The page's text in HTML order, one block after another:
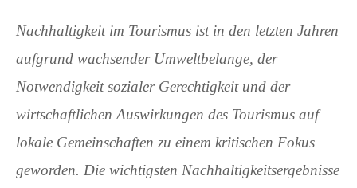
Nachhaltigkeit im Tourismus ist in den letzten Jahren
aufgrund wachsender Umweltbelange, der
Notwendigkeit sozialer Gerechtigkeit und der
wirtschaftlichen Auswirkungen des Tourismus auf
lokale Gemeinschaften zu einem kritischen Fokus
geworden. Die wichtigsten Nachhaltigkeitsergebnisse